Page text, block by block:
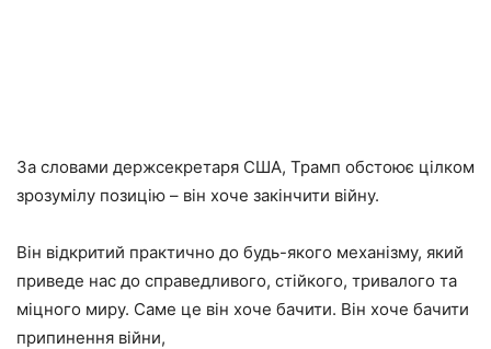
За словами держсекретаря США, Трамп обстоює цілком
зрозумілу позицію – він хоче закінчити війну.
Він відкритий практично до будь-якого механізму, який
приведе нас до справедливого, стійкого, тривалого та
міцного миру. Саме це він хоче бачити. Він хоче бачити
припинення війни,